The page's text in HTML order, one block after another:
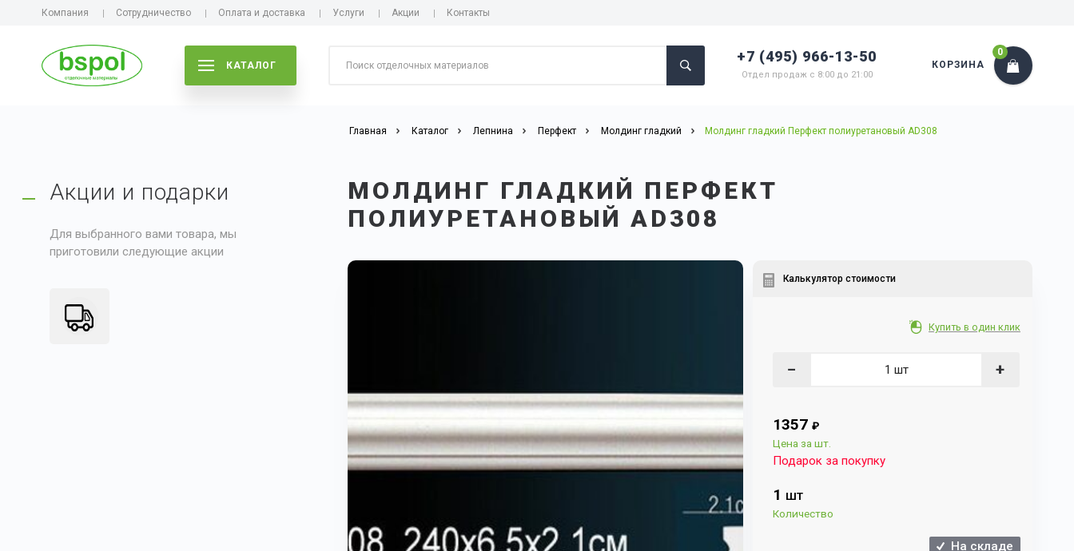
Компания Сотрудничество Оплата и доставка Услуги Акции Контакты
КАТАЛОГ
+7 (495) 966-13-50
Отдел продаж с 8:00 до 21:00
КОРЗИНА
0
Главная Каталог Лепнина Перфект Молдинг гладкий Молдинг гладкий Перфект полиуретановый AD308
МОЛДИНГ ГЛАДКИЙ ПЕРФЕКТ
ПОЛИУРЕТАНОВЫЙ AD308
Калькулятор стоимости
Купить в один клик
− +
1357 ₽
Цена за шт.
Подарок за покупку
1 ШТ
Количество
На складе
Акции и подарки
Для выбранного вами товара, мы
приготовили следующие акции